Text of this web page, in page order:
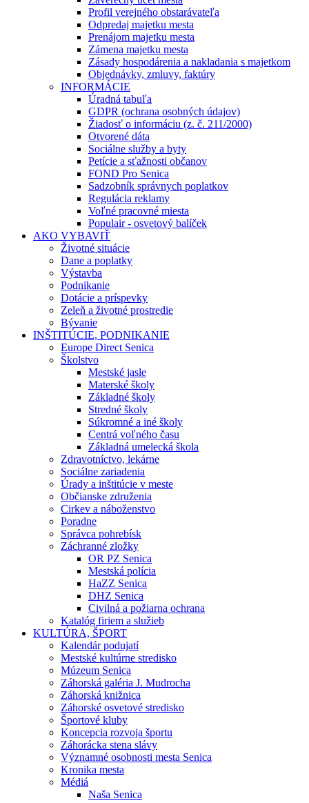
Profil verejného obstarávateľa
Odpredaj majetku mesta
Prenájom majetku mesta
Zámena majetku mesta
Zásady hospodárenia a nakladania s majetkom
Objednávky, zmluvy, faktúry
INFORMÁCIE
Úradná tabuľa
GDPR (ochrana osobných údajov)
Žiadosť o informáciu (z. č. 211/2000)
Otvorené dáta
Sociálne služby a byty
Petície a sťažnosti občanov
FOND Pro Senica
Sadzobník správnych poplatkov
Regulácia reklamy
Voľné pracovné miesta
Populair - osvetový balíček
AKO VYBAVIŤ
Životné situácie
Dane a poplatky
Výstavba
Podnikanie
Dotácie a príspevky
Zeleň a životné prostredie
Bývanie
INŠTITÚCIE, PODNIKANIE
Europe Direct Senica
Školstvo
Mestské jasle
Materské školy
Základné školy
Stredné školy
Súkromné a iné školy
Centrá voľného času
Základná umelecká škola
Zdravotníctvo, lekárne
Sociálne zariadenia
Úrady a inštitúcie v meste
Občianske združenia
Cirkev a náboženstvo
Poradne
Správca pohrebísk
Záchranné zložky
OR PZ Senica
Mestská polícia
HaZZ Senica
DHZ Senica
Civilná a požiarna ochrana
Katalóg firiem a služieb
KULTÚRA, ŠPORT
Kalendár podujatí
Mestské kultúrne stredisko
Múzeum Senica
Záhorská galéria J. Mudrocha
Záhorská knižnica
Záhorské osvetové stredisko
Športové kluby
Koncepcia rozvoja športu
Záhorácka stena slávy
Významné osobnosti mesta Senica
Kronika mesta
Médiá
Naša Senica